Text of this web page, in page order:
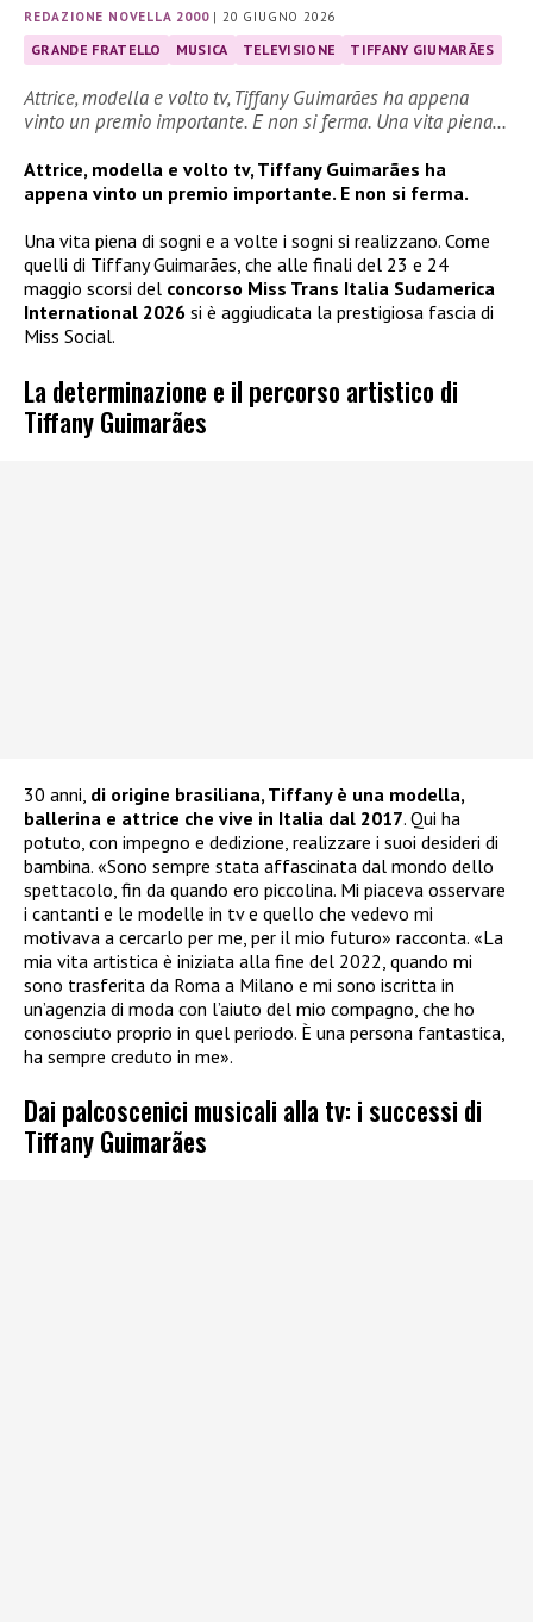
REDAZIONE NOVELLA 2000|20 GIUGNO 2026
GRANDE FRATELLO MUSICA TELEVISIONE TIFFANY GIUMARÃES
Attrice, modella e volto tv, Tiffany Guimarães ha appena
vinto un premio importante. E non si ferma. Una vita piena…
Attrice, modella e volto tv, Tiffany Guimarães ha
appena vinto un premio importante. E non si ferma.
Una vita piena di sogni e a volte i sogni si realizzano. Come
quelli di Tiffany Guimarães, che alle finali del 23 e 24
maggio scorsi del concorso Miss Trans Italia Sudamerica
International 2026 si è aggiudicata la prestigiosa fascia di
Miss Social.
La determinazione e il percorso artistico di
Tiffany Guimarães
30 anni, di origine brasiliana, Tiffany è una modella,
ballerina e attrice che vive in Italia dal 2017. Qui ha
potuto, con impegno e dedizione, realizzare i suoi desideri di
bambina. «Sono sempre stata affascinata dal mondo dello
spettacolo, fin da quando ero piccolina. Mi piaceva osservare
i cantanti e le modelle in tv e quello che vedevo mi
motivava a cercarlo per me, per il mio futuro» racconta. «La
mia vita artistica è iniziata alla fine del 2022, quando mi
sono trasferita da Roma a Milano e mi sono iscritta in
un’agenzia di moda con l’aiuto del mio compagno, che ho
conosciuto proprio in quel periodo. È una persona fantastica,
ha sempre creduto in me».
Dai palcoscenici musicali alla tv: i successi di
Tiffany Guimarães